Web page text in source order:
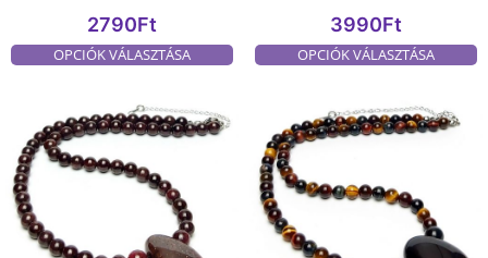
2790Ft
OPCIÓK VÁLASZTÁSA
3990Ft
OPCIÓK VÁLASZTÁSA